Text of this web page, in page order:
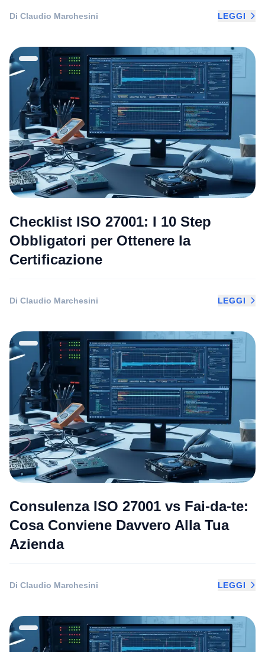
Di Claudio Marchesini LEGGI
Checklist ISO 27001: I 10 Step
Obbligatori per Ottenere la
Certificazione
Di Claudio Marchesini LEGGI
Consulenza ISO 27001 vs Fai-da-te:
Cosa Conviene Davvero Alla Tua
Azienda
Di Claudio Marchesini LEGGI